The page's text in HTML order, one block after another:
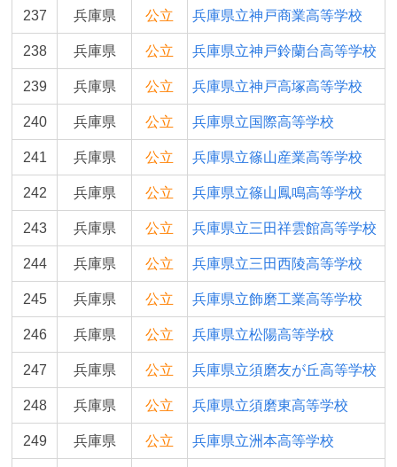
237 兵庫県 公立 兵庫県立神戸商業高等学校
238 兵庫県 公立 兵庫県立神戸鈴蘭台高等学校
239 兵庫県 公立 兵庫県立神戸高塚高等学校
240 兵庫県 公立 兵庫県立国際高等学校
241 兵庫県 公立 兵庫県立篠山産業高等学校
242 兵庫県 公立 兵庫県立篠山鳳鳴高等学校
243 兵庫県 公立 兵庫県立三田祥雲館高等学校
244 兵庫県 公立 兵庫県立三田西陵高等学校
245 兵庫県 公立 兵庫県立飾磨工業高等学校
246 兵庫県 公立 兵庫県立松陽高等学校
247 兵庫県 公立 兵庫県立須磨友が丘高等学校
248 兵庫県 公立 兵庫県立須磨東高等学校
249 兵庫県 公立 兵庫県立洲本高等学校